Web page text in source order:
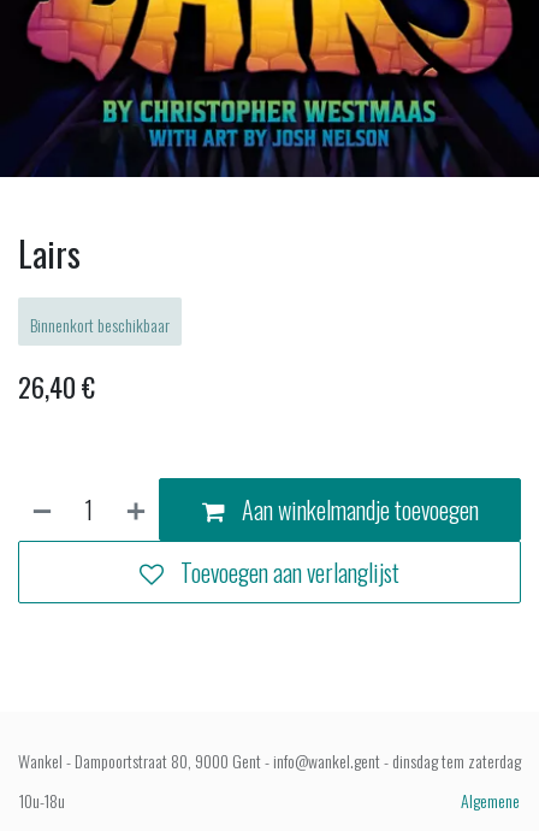
Lairs
Binnenkort beschikbaar
26,40€
Aan winkelmandje toevoegen
Toevoegen aan verlanglijst
Wankel - Dampoortstraat 80, 9000 Gent - info@wankel.gent - dinsdag tem zaterdag
10u-18u
Algemene